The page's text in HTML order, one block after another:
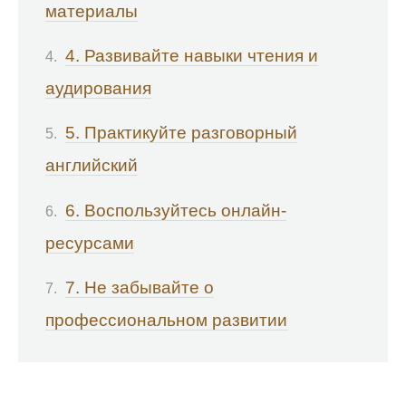
материалы
4. Развивайте навыки чтения и
аудирования
5. Практикуйте разговорный
английский
6. Воспользуйтесь онлайн-
ресурсами
7. Не забывайте о
профессиональном развитии